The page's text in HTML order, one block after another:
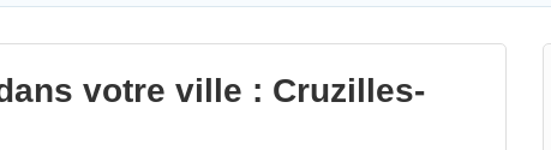
votre ville : Cruzilles-